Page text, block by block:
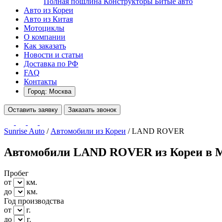
Авто из Кореи
Авто из Китая
Мотоциклы
О компании
Как заказать
Новости и статьи
Доставка по РФ
FAQ
Контакты
Город: Москва
Оставить заявку Заказать звонок
Sunrise Auto / Автомобили из Кореи / LAND ROVER
Автомобили LAND ROVER из Кореи в
Пробег
от
км.
до
км.
Год производства
от
г.
до
г.